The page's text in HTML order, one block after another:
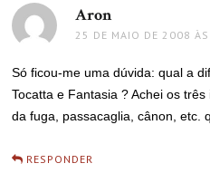
Aron
25 DE MAIO DE 2008
Só ficou-me uma dúvida: qual a
Tocatta e Fantasia ? Achei os
da fuga, passacaglia, cânon, etc.
RESPONDER